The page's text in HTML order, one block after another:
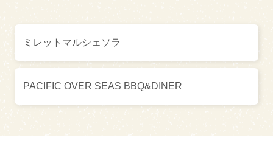
ミレットマルシェソラ
PACIFIC OVER SEAS BBQ&DINER